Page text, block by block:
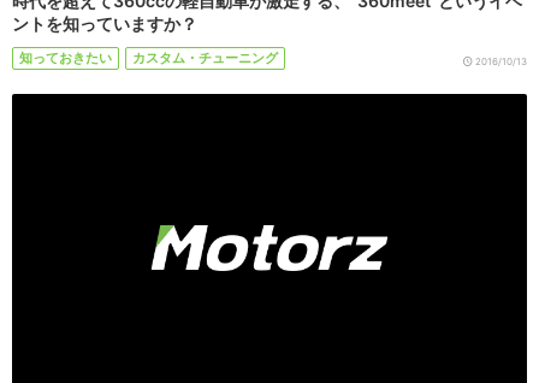
ントを知っていますか？
知っておきたい カスタム・チューニング 2016/10/13